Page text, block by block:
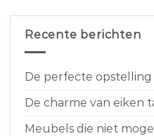
Recente berichten
De perfecte opstelling
De charme van eiken
Meubels die niet